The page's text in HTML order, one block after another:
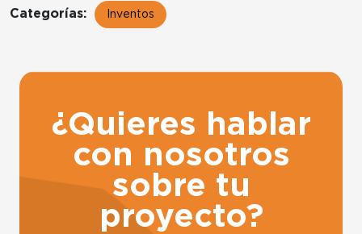
Categorías: Inventos
¿Quieres hablar
con nosotros
sobre tu
proyecto?